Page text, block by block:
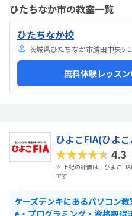
した。無理なく続けやすい価格帯
いました。先生方が親切で話しや
できる雰囲気が良かったです。教
取り組める環境だと感じました。
ひたちなか市の教室一覧
ひたちなか校
茨城県ひたちなか市勝田中央5-
無料体験レッス
ひよこFIA(ひよ
★★★★★4.3
※ 上記の評価は、ひよこ
です
ケーズデンキにあるパソコン
e・プログラミング・資格取得